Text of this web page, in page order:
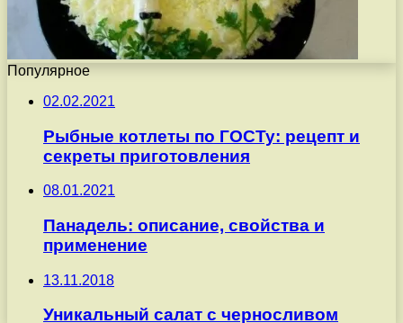
Популярное
02.02.2021
Рыбные котлеты по ГОСТу: рецепт и
секреты приготовления
08.01.2021
Панадель: описание, свойства и
применение
13.11.2018
Уникальный салат с черносливом